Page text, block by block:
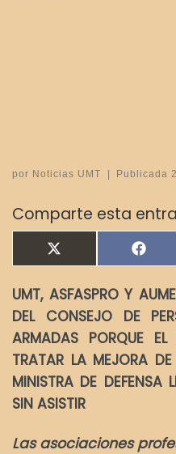
por Noticias UMT Publicada
Comparte esta
Compartir en
X
(
w
i
t
t
e
r
)
F
a
e
b
o
k
UMT, ASFASPRO Y
DEL CONSEJO DE
ARMADAS PORQUE
TRATAR LA MEJORA
MINISTRA DE DEFENSA
SIN ASISTIR
Las asociaciones